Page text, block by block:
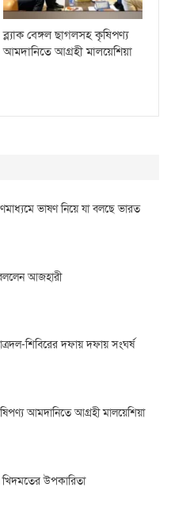
ব্ল্যাক বেঙ্গল ছাগলসহ কৃষিপণ্য
আমদানিতে আগ্রহী মালয়েশিয়া
ভাষণ নিয়ে যা বলছে ভারত
আজহারী
শিবিরের দফায় দফায় সংঘর্ষ
আমদানিতে আগ্রহী মালয়েশিয়া
উপকারিতা